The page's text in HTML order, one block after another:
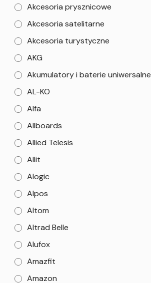
Akcesoria prysznicowe
Akcesoria satelitarne
Akcesoria turystyczne
AKG
Akumulatory i baterie uniwersalne
AL-KO
Alfa
Allboards
Allied Telesis
Allit
Alogic
Alpos
Altom
Altrad Belle
Alufox
Amazfit
Amazon